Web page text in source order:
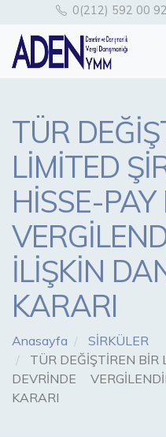
0(212) 592 00 92
TÜR
LİMİTED
HİSSE-
İLİŞKİN
KARARI
Anasayfa
SİRKÜLER
TÜR DEĞİŞTİREN BİR
DEVRİNDE
KARARI